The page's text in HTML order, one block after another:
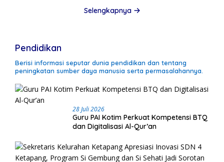
Selengkapnya
Pendidikan
Berisi informasi seputar dunia pendidikan dan tentang
peningkatan sumber daya manusia serta permasalahannya.
28 Juli 2026
Guru PAI Kotim Perkuat Kompetensi BTQ
dan Digitalisasi Al-Qur’an